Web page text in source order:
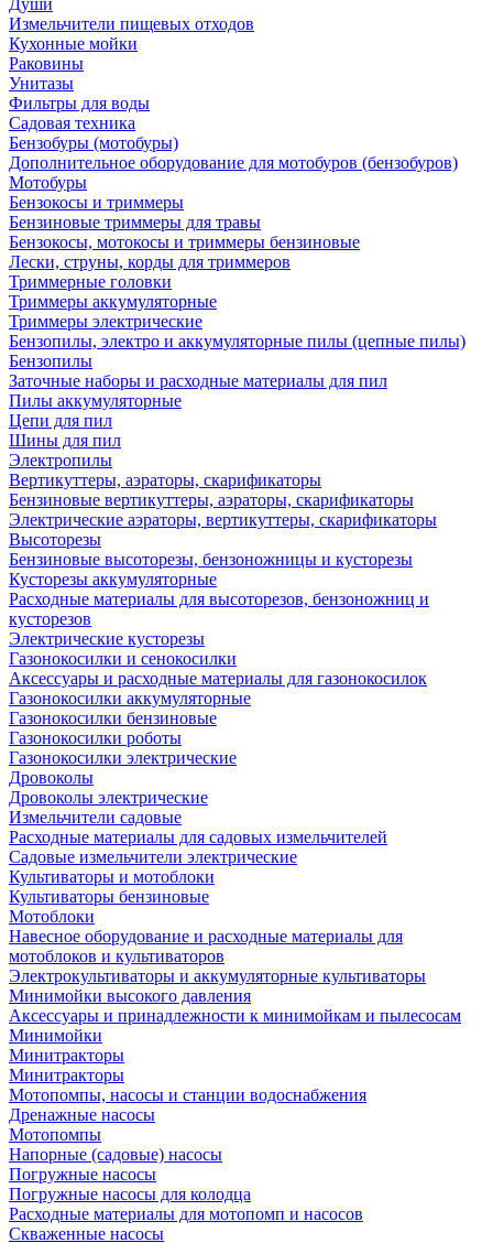
Души
Измельчители пищевых отходов
Кухонные мойки
Раковины
Унитазы
Фильтры для воды
Садовая техника
Бензобуры (мотобуры)
Дополнительное оборудование для мотобуров (бензобуров)
Мотобуры
Бензокосы и триммеры
Бензиновые триммеры для травы
Бензокосы, мотокосы и триммеры бензиновые
Лески, струны, корды для триммеров
Триммерные головки
Триммеры аккумуляторные
Триммеры электрические
Бензопилы, электро и аккумуляторные пилы (цепные пилы)
Бензопилы
Заточные наборы и расходные материалы для пил
Пилы аккумуляторные
Цепи для пил
Шины для пил
Электропилы
Вертикуттеры, аэраторы, скарификаторы
Бензиновые вертикуттеры, аэраторы, скарификаторы
Электрические аэраторы, вертикуттеры, скарификаторы
Высоторезы
Бензиновые высоторезы, бензоножницы и кусторезы
Кусторезы аккумуляторные
Расходные материалы для высоторезов, бензоножниц и
кусторезов
Электрические кусторезы
Газонокосилки и сенокосилки
Аксессуары и расходные материалы для газонокосилок
Газонокосилки аккумуляторные
Газонокосилки бензиновые
Газонокосилки роботы
Газонокосилки электрические
Дровоколы
Дровоколы электрические
Измельчители садовые
Расходные материалы для садовых измельчителей
Садовые измельчители электрические
Культиваторы и мотоблоки
Культиваторы бензиновые
Мотоблоки
Навесное оборудование и расходные материалы для
мотоблоков и культиваторов
Электрокультиваторы и аккумуляторные культиваторы
Минимойки высокого давления
Аксессуары и принадлежности к минимойкам и пылесосам
Минимойки
Минитракторы
Минитракторы
Мотопомпы, насосы и станции водоснабжения
Дренажные насосы
Мотопомпы
Напорные (садовые) насосы
Погружные насосы
Погружные насосы для колодца
Расходные материалы для мотопомп и насосов
Скваженные насосы